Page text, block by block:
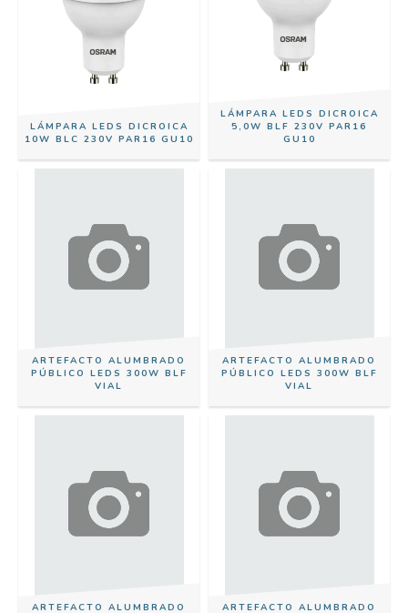
LÁMPARA LEDS DICROICA
10W BLC 230V PAR16 GU10
LÁMPARA LEDS DICROICA
5,0W BLF 230V PAR16
GU10
ARTEFACTO ALUMBRADO
PÚBLICO LEDS 300W BLF
VIAL
ARTEFACTO ALUMBRADO
PÚBLICO LEDS 300W BLF
VIAL
ARTEFACTO ALUMBRADO ARTEFACTO ALUMBRADO